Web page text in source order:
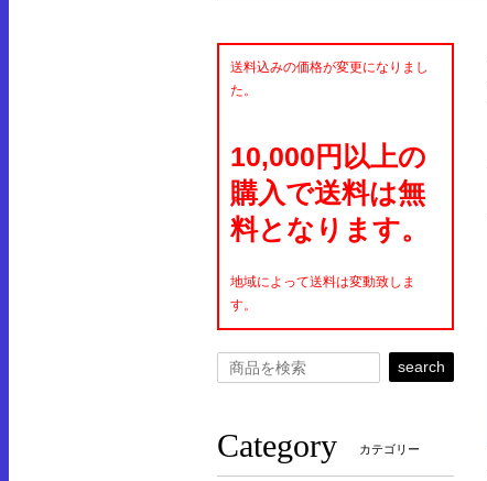
送料込みの価格が変更になりまし
た。
10,000円以上の
購入で送料は無
料となります。
地域によって送料は変動致しま
す。
search
Category カテゴリー